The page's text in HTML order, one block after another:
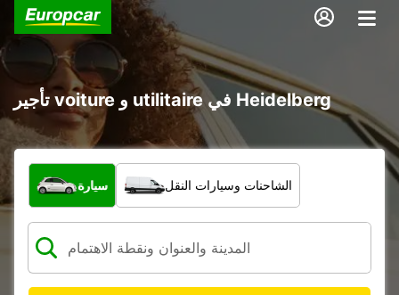
تأجير voiture و utilitaire في Heidelberg
ما نوع المركبة؟
سيارة الشاحنات وسيارات النقل